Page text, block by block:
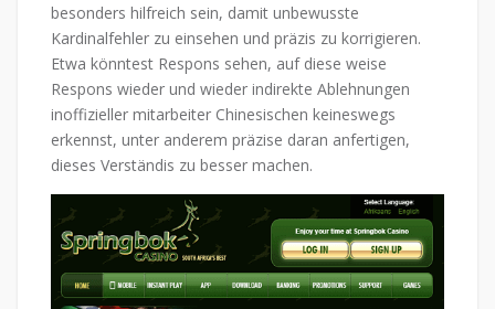
besonders hilfreich sein, damit unbewusste
Kardinalfehler zu einsehen und präzis zu korrigieren.
Etwa könntest Respons sehen, auf diese weise
Respons wieder und wieder indirekte Ablehnungen
inoffizieller mitarbeiter Chinesischen keineswegs
erkennst, unter anderem präzise daran anfertigen,
dieses Verständis zu besser machen.